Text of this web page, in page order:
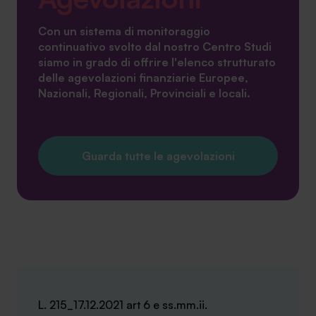
Con un sistema di monitoraggio
continuativo svolto dal nostro Centro Studi
siamo in grado di offrire l'elenco strutturato
delle agevolazioni finanziarie Europee,
Nazionali, Regionali, Provinciali e locali.
Guarda tutte le agevolazioni
L. 215_17.12.2021 art 6 e ss.mm.ii.